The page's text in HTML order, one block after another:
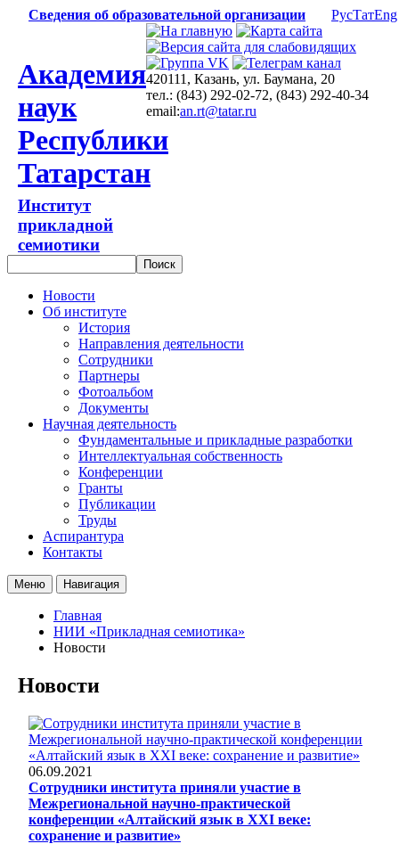
Сведения об образовательной организации РусТатEng
Академия
наук
Республики
Татарстан
Институт
прикладной
семиотики
420111, Казань, ул. Баумана, 20
тел.: (843) 292-02-72, (843) 292-40-34
email:an.rt@tatar.ru
Новости
Об институте
История
Направления деятельности
Сотрудники
Партнеры
Фотоальбом
Документы
Научная деятельность
Фундаментальные и прикладные разработки
Интеллектуальная собственность
Конференции
Гранты
Публикации
Труды
Аспирантура
Контакты
Меню Навигация
Главная
НИИ «Прикладная семиотика»
Новости
Новости
06.09.2021
Сотрудники института приняли участие в
Межрегиональной научно-практической
конференции «Алтайский язык в ХХI веке:
сохранение и развитие»